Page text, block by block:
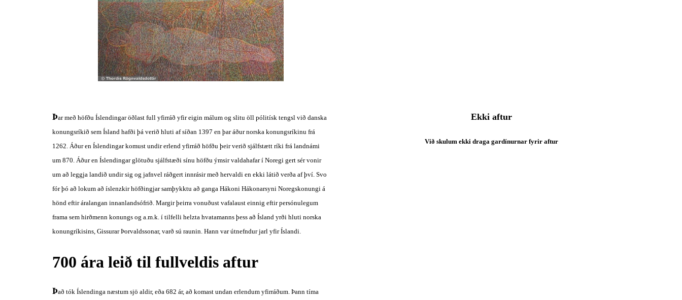
Þar með höfðu Íslendingar öðlast full yfirráð yfir eigin málum og slitu öll pólitísk tengsl við danska
konungsríkið sem Ísland hafði þá verið hluti af síðan 1397 en þar áður norska konungsríkinu frá
1262. Áður en Íslendingar komust undir erlend yfirráð höfðu þeir verið sjálfstætt ríki frá landnámi
um 870. Áður en Íslendingar glötuðu sjálfstæði sínu höfðu ýmsir valdahafar í Noregi gert sér vonir
um að leggja landið undir sig og jafnvel ráðgert innrásir með hervaldi en ekki látið verða af því. Svo
fór þó að lokum að íslenzkir höfðingjar samþykktu að ganga Hákoni Hákonarsyni Noregskonungi á
hönd eftir áralangan innanlandsófrið. Margir þeirra vonuðust vafalaust einnig eftir persónulegum
frama sem hirðmenn konungs og a.m.k. í tilfelli helzta hvatamanns þess að Ísland yrði hluti norska
konungríkisins, Gissurar Þorvaldssonar, varð sú raunin. Hann var útnefndur jarl yfir Íslandi.
700 ára leið til fullveldis aftur
Það tók Íslendinga næstum sjö aldir, eða 682 ár, að komast undan erlendum yfirráðum. Þann tíma
Ekki aftur
Við skulum ekki draga gardínurnar fyrir aftur